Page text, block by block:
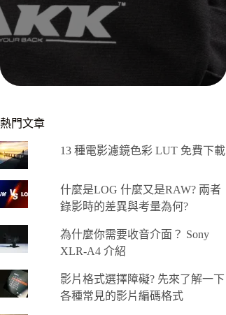
熱門文章
13 種電影濾鏡色彩 LUT 免費下載
什麼是LOG 什麼又是RAW? 兩者
錄影時的差異與考量為何?
為什麼你需要收音介面？ Sony
XLR-A4 介紹
影片格式選擇障礙? 先來了解一下
各種常見的影片編碼格式